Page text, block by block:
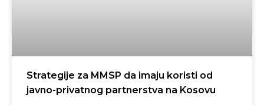
Strategije za MMSP da imaju koristi od
javno-privatnog partnerstva na Kosovu